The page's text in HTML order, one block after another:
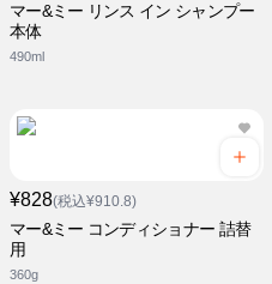
マー&ミー リンス イン シャンプー
本体
490ml
¥828(税込¥910.8)
マー&ミー コンディショナー 詰替
用
360g